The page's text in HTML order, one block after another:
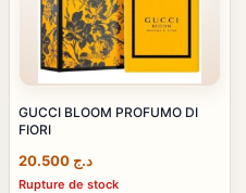
GUCCI BLOOM PROFUMO DI
FIORI
د.ج
Rupture de stock